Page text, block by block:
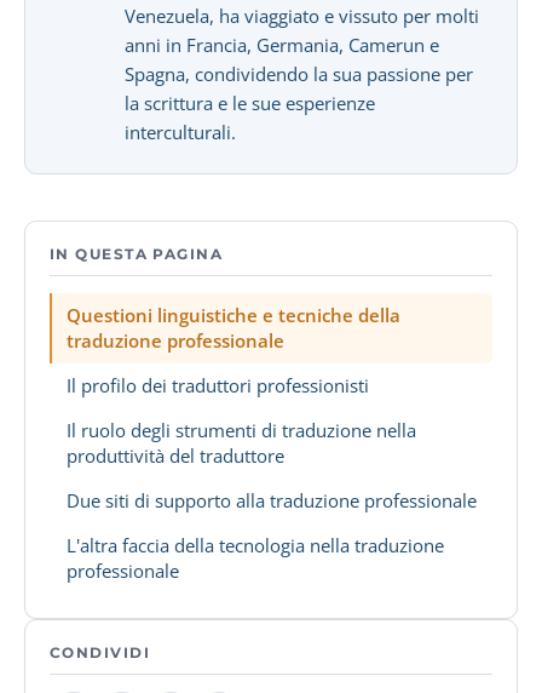
Venezuela, ha viaggiato e vissuto per molti
anni in Francia, Germania, Camerun e
Spagna, condividendo la sua passione per
la scrittura e le sue esperienze
interculturali.
IN QUESTA PAGINA
Questioni linguistiche e tecniche della
traduzione professionale
Il profilo dei traduttori professionisti
Il ruolo degli strumenti di traduzione nella
produttività del traduttore
Due siti di supporto alla traduzione professionale
L'altra faccia della tecnologia nella traduzione
professionale
CONDIVIDI